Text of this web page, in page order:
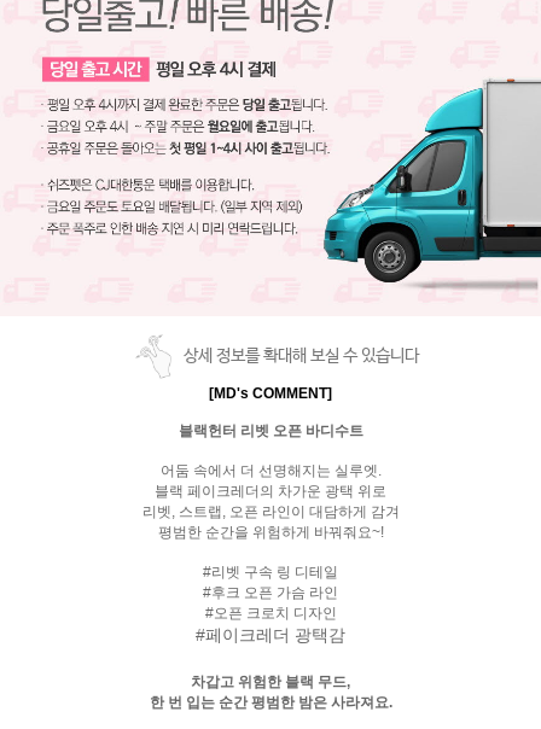
상세 정보를 확대해 보실 수 있습니다
[MD's COMMENT]
블랙헌터 리벳 오픈 바디수트
어둠 속에서 더 선명해지는 실루엣.
블랙 페이크레더의 차가운 광택 위로
리벳, 스트랩, 오픈 라인이 대담하게 감겨
평범한 순간을 위험하게 바꿔줘요~!
#리벳 구속 링 디테일
#후크 오픈 가슴 라인
#오픈 크로치 디자인
#페이크레더 광택감
차갑고 위험한 블랙 무드,
한 번 입는 순간 평범한 밤은 사라져요.